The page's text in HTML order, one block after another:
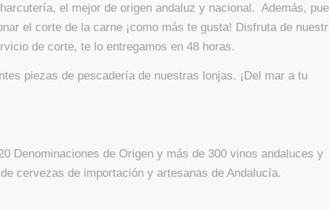
el mejor de origen andaluz y nacional. Además,
el corte de la carne ¡como más te gusta! Disfruta de
de corte, te lo entregamos en 48 horas.
piezas de pescadería de nuestras lonjas. ¡Del mar a tu
Denominaciones de Origen y más de 300 vinos andaluces y
cervezas de importación y artesanas de Andalucía.